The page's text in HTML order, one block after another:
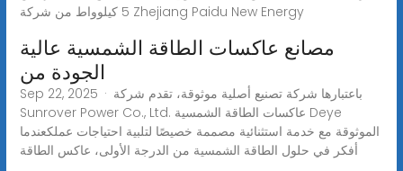
5 كيلوواط من شركة Zhejiang Paidu New Energy
مصانع عاكسات الطاقة الشمسية عالية
الجودة من
Sep 22, 2025 · باعتبارها شركة تصنيع أصلية موثوقة، تقدم شركة
Sunrover Power Co., Ltd. عاكسات الطاقة الشمسية Deye
الموثوقة مع خدمة استثنائية مصممة خصيصًا لتلبية احتياجات عملكعندما
أفكر في حلول الطاقة الشمسية من الدرجة الأولى، عاكس الطاقة